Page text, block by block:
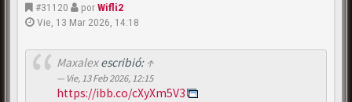
#31120 porWifli2
Vie, 13 Mar 2026, 14:18
Maxalexescribió: ↑
Vie, 13 Feb 2026, 12:15
https://ibb.co/cXyXm5V3